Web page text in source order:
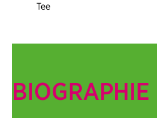
Tee
BIOGRAPHIE